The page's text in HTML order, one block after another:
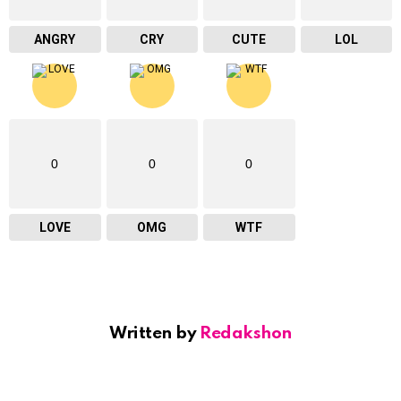
ANGRY CRY CUTE LOL
0
LOVE
0
OMG
0
WTF
Written by Redakshon